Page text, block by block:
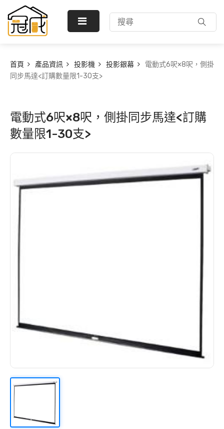
首頁 產品資訊 投影機 投影銀幕
電動式6呎×8呎，側掛
同步馬達<訂購數量限1-30支>
電動式6呎×8呎，側掛同步馬達<訂購
數量限1-30支>